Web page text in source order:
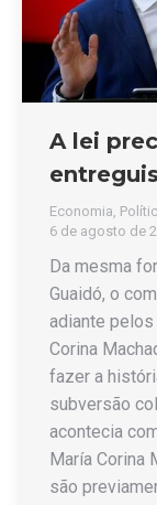
A lei
Economia,
6 de agosto de
Da mesma
Guaidó, o
adiante
Corina
fazer a
subversão
acontecia
María Corina
são